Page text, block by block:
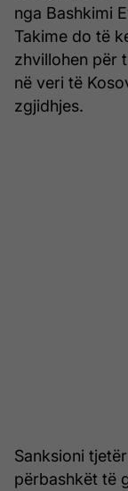
nga Bashkimi
Takime do të
zhvillohen për
në veri të
zgjidhjes.
Sanksioni
përbashkët të